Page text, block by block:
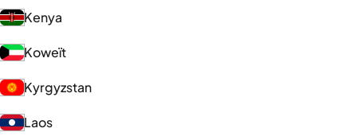
Kenya
Koweït
Kyrgyzstan
Laos